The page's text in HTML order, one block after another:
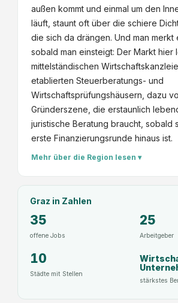
außen kommt und einmal um den
läuft, staunt oft über die schiere
die sich da drängen. Und man merkt
sobald man einsteigt: Der Markt hier
mittelständischen
etablierten Steuerberatungs- und
Wirtschaftsprüfungshäusern, dazu
Gründerszene, die erstaunlich
juristische Beratung braucht, sobald
erste Finanzierungsrunde hinaus ist.
Mehr über die Region lesen ▾
Graz in Zahlen
35
offene Jobs
25
Arbeitgeber
10
Städte mit Stellen
stärkstes